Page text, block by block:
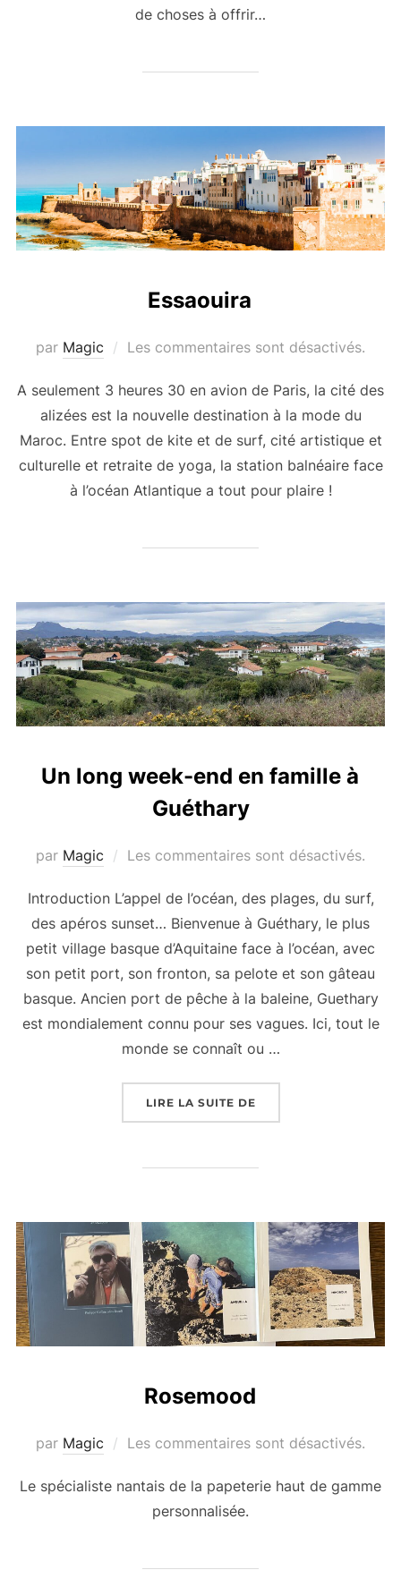
de choses à offrir…
Essaouira
par Magic Les commentaires sont désactivés.
A seulement 3 heures 30 en avion de Paris, la cité des
alizées est la nouvelle destination à la mode du
Maroc. Entre spot de kite et de surf, cité artistique et
culturelle et retraite de yoga, la station balnéaire face
à l’océan Atlantique a tout pour plaire !
Un long week-end en famille à
Guéthary
par Magic Les commentaires sont désactivés.
Introduction L’appel de l’océan, des plages, du surf,
des apéros sunset… Bienvenue à Guéthary, le plus
petit village basque d’Aquitaine face à l’océan, avec
son petit port, son fronton, sa pelote et son gâteau
basque. Ancien port de pêche à la baleine, Guethary
est mondialement connu pour ses vagues. Ici, tout le
monde se connaît ou …
LIRE LA SUITE DE
Rosemood
par Magic Les commentaires sont désactivés.
Le spécialiste nantais de la papeterie haut de gamme
personnalisée.